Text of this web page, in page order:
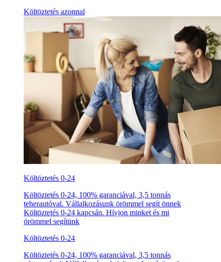
Költöztetés azonnal
Költöztetés 0-24
Költöztetés 0-24, 100% garanciával, 3,5 tonnás
teherautóval. Vállalkozásunk örömmel segít önnek
Költöztetés 0-24 kapcsán. Hívjon minket és mi
örömmel segítünk
Költöztetés 0-24
Költöztetés 0-24, 100% garanciával, 3,5 tonnás